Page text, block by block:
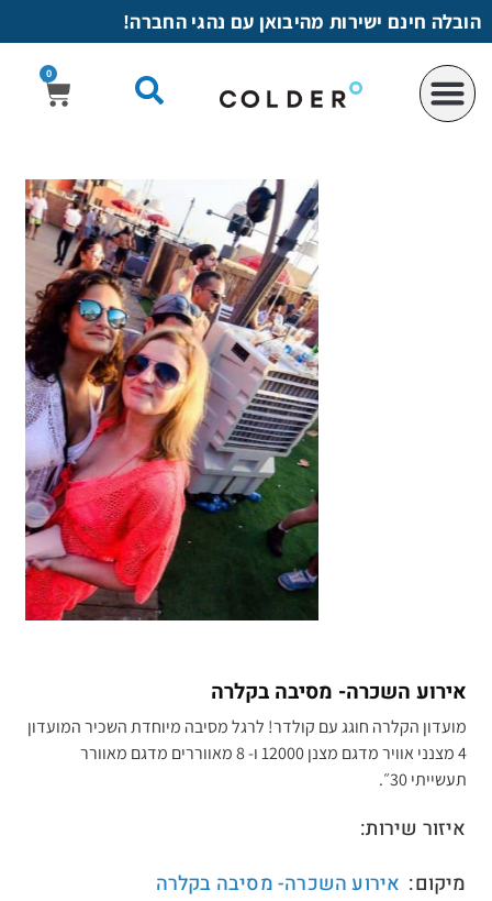
לתוכן
הובלה חינם ישירות מהיבואן עם נהגי החברה!
0
אירוע השכרה- מסיבה בקלרה
מועדון הקלרה חוגג עם קולדר! לרגל מסיבה מיוחדת השכיר המועדון
4 מצנני אוויר מדגם מצנן 12000 ו- 8 מאווררים מדגם מאוורר
תעשייתי 30״.
איזור שירות:
מיקום: אירוע השכרה- מסיבה בקלרה